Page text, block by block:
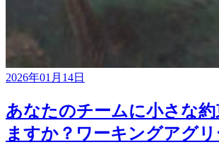
2026年01月14日
あなたのチームに小さな約
ますか？ワーキングアグ